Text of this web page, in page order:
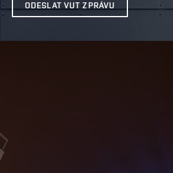
ODESLAT VUT ZPRÁVU